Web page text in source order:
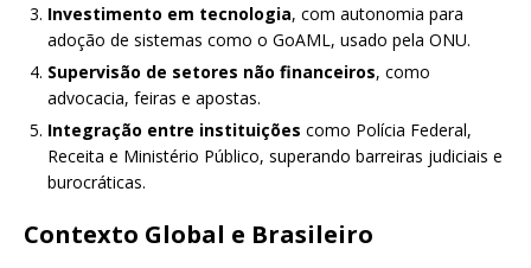
Investimento em tecnologia, com autonomia para
adoção de sistemas como o GoAML, usado pela ONU.
Supervisão de setores não financeiros, como
advocacia, feiras e apostas.
Integração entre instituições como Polícia Federal,
Receita e Ministério Público, superando barreiras judiciais e
burocráticas.
Contexto Global e Brasileiro